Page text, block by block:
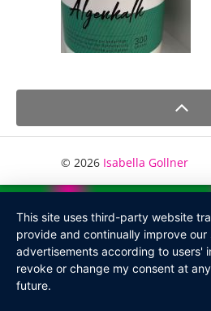
© 2026 Isabella Gollner
This site uses third-party website
provide and continually improve
advertisements according to users'
revoke or change my consent at
future.